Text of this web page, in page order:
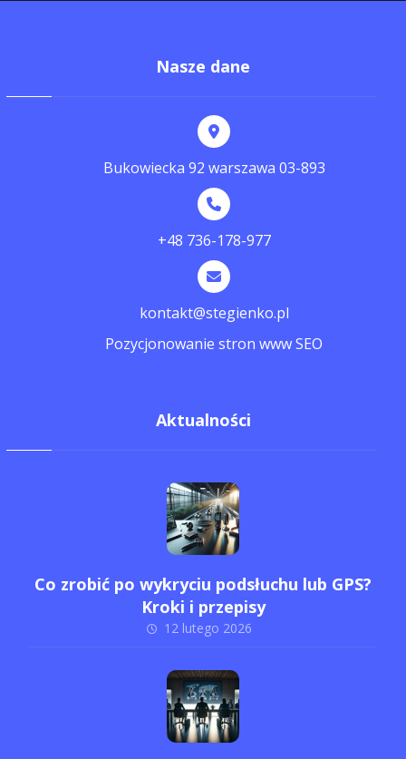
Nasze dane
Bukowiecka 92 warszawa 03-893
+48 736-178-977
kontakt@stegienko.pl
Pozycjonowanie stron www SEO
Aktualności
Co zrobić po wykryciu podsłuchu lub GPS?
Kroki i przepisy
12 lutego 2026